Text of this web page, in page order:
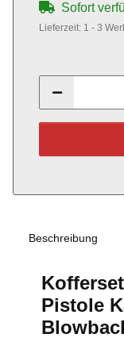
Sofort
Lieferzeit: 1 - 3
Beschreibung
Pistole